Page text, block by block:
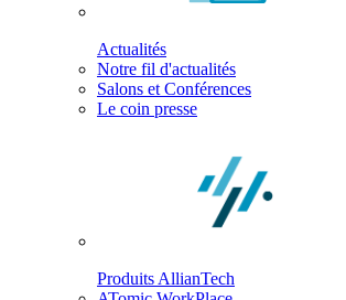
Actualités
Notre fil d'actualités
Salons et Conférences
Le coin presse
Produits AllianTech